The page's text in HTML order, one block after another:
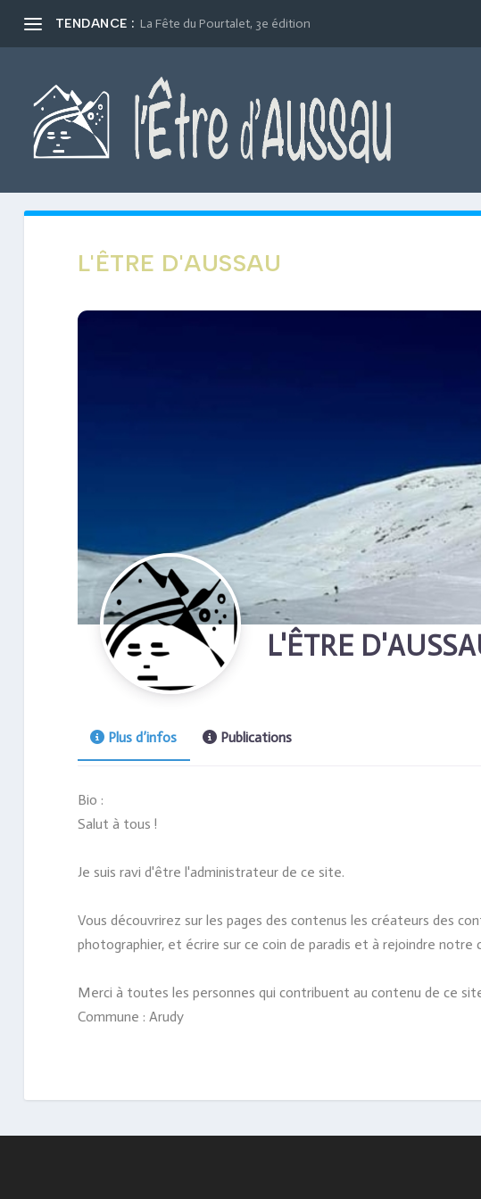
TENDANCE : La Fête du Pourtalet, 3e édition
L'ÊTRE D'AUSSAU
L'ÊTRE
Plus d’infos Publications
Bio :
Salut à tous !
Je suis ravi d'être l'administrateur de ce site.
Vous découvrirez sur les pages des contenus les créateurs des
photographier, et écrire sur ce coin de paradis et à rejoindre
Merci à toutes les personnes qui contribuent au contenu de ce
Commune : Arudy